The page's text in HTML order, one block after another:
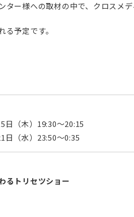
ター様への取材の中で、クロスメ
る予定です。
日（木）19:30～20:15
日（水）23:50～0:35
るトリセツショー